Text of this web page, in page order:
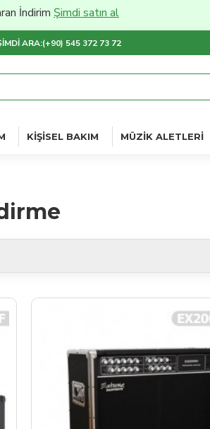
Şimdi satın al
ARA:(+90) 545 372 73 72
KIŞISEL BAKIM MÜZIK ALETLERI